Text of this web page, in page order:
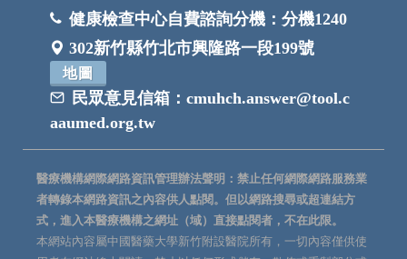
健康檢查中心自費諮詢分機： 分機1240
302新竹縣竹北市興隆路一段199號
地圖
民眾意見信箱： cmuhch.answer@tool.c
aaumed.org.tw
醫療機構網際網路資訊管理辦法聲明：禁止任何網際網路服務業
者轉錄本網路資訊之內容供人點閱。但以網路搜尋或超連結方
式，進入本醫療機構之網址（域）直接點閱者，不在此限。
本網站內容屬中國醫藥大學新竹附設醫院所有，一切內容僅供使